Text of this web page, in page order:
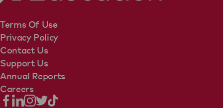
Terms Of Use
Privacy Policy
Contact Us
Support Us
Annual Reports
Careers